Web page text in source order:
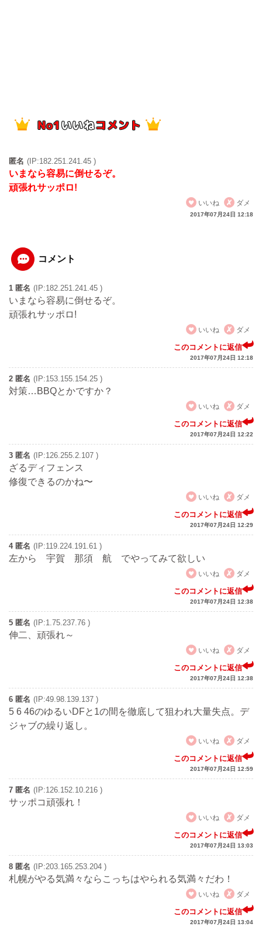
匿名 (IP:182.251.241.45 )
いまなら容易に倒せるぞ。
頑張れサッポロ!
いいね
ダメ
2017年07月24日 12:18
コメント
1 匿名 (IP:182.251.241.45 )
いまなら容易に倒せるぞ。
頑張れサッポロ!
いいね
ダメ
このコメントに返信
2017年07月24日 12:18
2 匿名 (IP:153.155.154.25 )
対策…BBQとかですか？
いいね
ダメ
このコメントに返信
2017年07月24日 12:22
3 匿名 (IP:126.255.2.107 )
ざるディフェンス
修復できるのかね〜
いいね
ダメ
このコメントに返信
2017年07月24日 12:29
4 匿名 (IP:119.224.191.61 )
左から 宇賀 那須 航 でやってみて欲しい
いいね
ダメ
このコメントに返信
2017年07月24日 12:38
5 匿名 (IP:1.75.237.76 )
伸二、頑張れ～
いいね
ダメ
このコメントに返信
2017年07月24日 12:38
6 匿名 (IP:49.98.139.137 )
5 6 46のゆるいDFと1の間を徹底して狙われ大量失点。デ
ジャブの繰り返し。
いいね
ダメ
このコメントに返信
2017年07月24日 12:59
7 匿名 (IP:126.152.10.216 )
サッポコ頑張れ！
いいね
ダメ
このコメントに返信
2017年07月24日 13:03
8 匿名 (IP:203.165.253.204 )
札幌がやる気満々ならこっちはやられる気満々だわ！
いいね
ダメ
このコメントに返信
2017年07月24日 13:04